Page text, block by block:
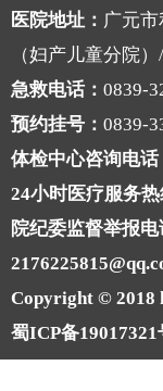
医院地址： 广元
（妇产儿童分院
急救电话： 0839-
预约挂号： 0839-
体检中心咨询电话
24小时医疗服务
院纪委监督举报
Copyright © 2018
蜀ICP备19017321